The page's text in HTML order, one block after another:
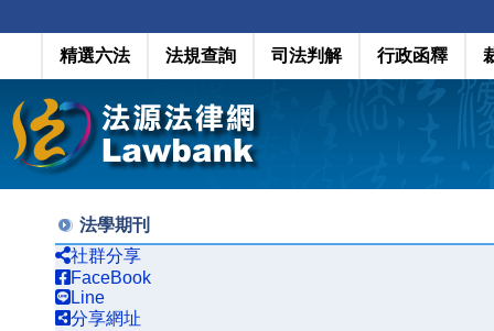
精選六法 法規查詢 司法判解 行政函釋
法學期刊
社群分享
FaceBook
Line
分享網址